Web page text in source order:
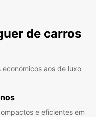
de carros
económicos aos de luxo
e eficientes em